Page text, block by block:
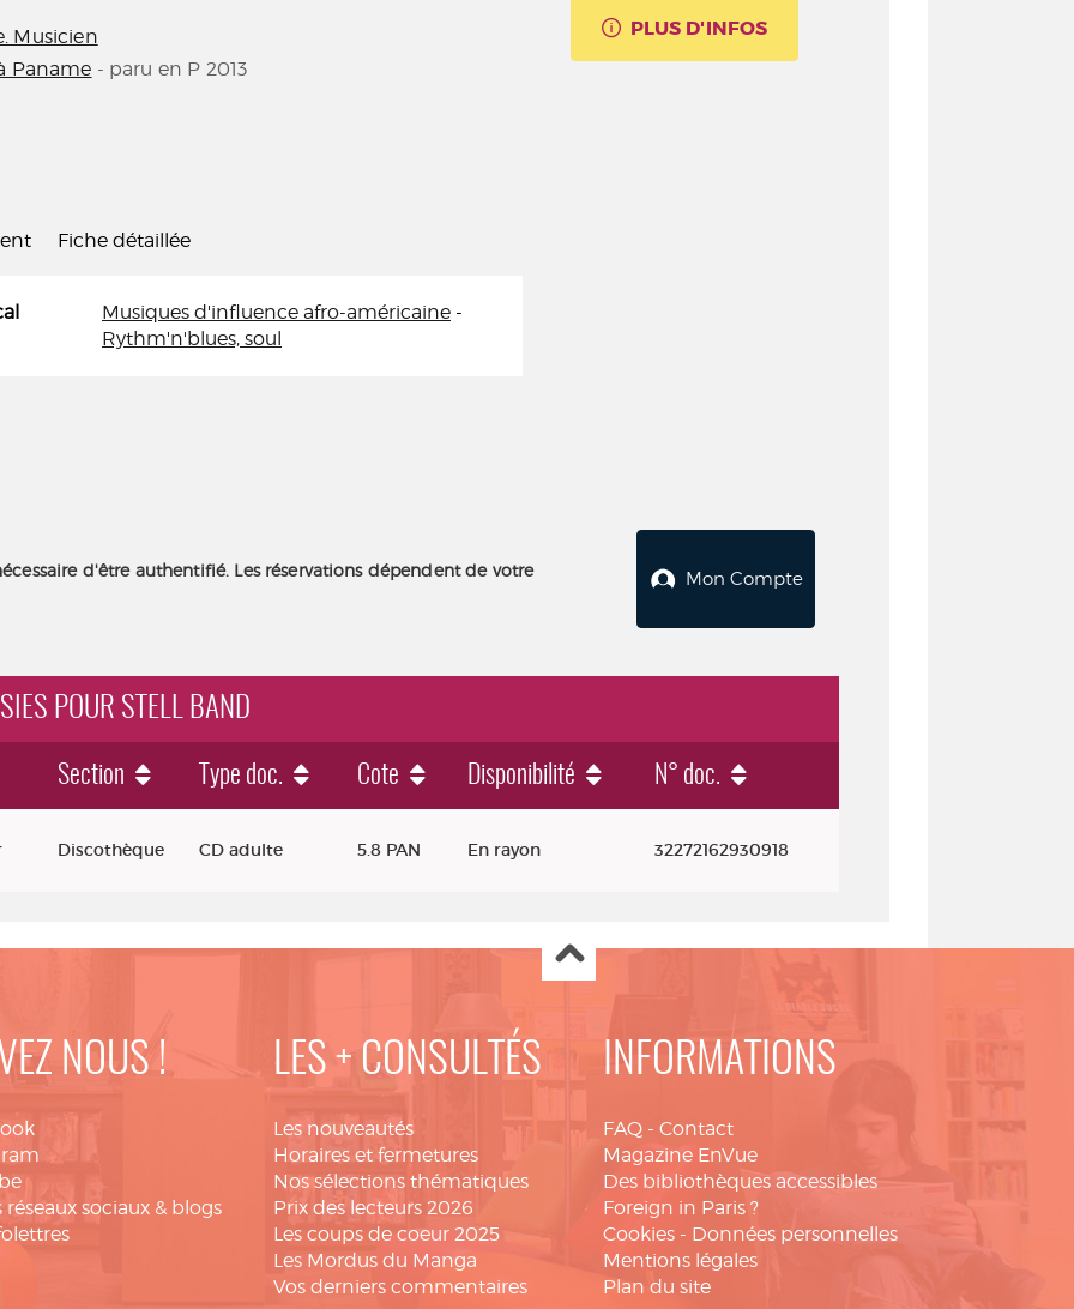
Musicien
Paname - paru en P 2013
Fiche détaillée
Musiques d'influence afro-américaine -
Rythm'n'blues, soul
PLUS D'INFOS
d'être authentifié. Les réservations dépendent de votre
Mon Compte
POUR STELL BAND
Section Type doc. Cote Disponibilité N° doc.
Discothèque CD adulte 5.8 PAN En rayon 32272162930918
NOUS !
réseaux sociaux & blogs
LES + CONSULTÉS
Les nouveautés
Horaires et fermetures
Nos sélections thématiques
Prix des lecteurs 2026
Les coups de coeur 2025
Les Mordus du Manga
Vos derniers commentaires
INFORMATIONS
FAQ - Contact
Magazine EnVue
Des bibliothèques accessibles
Foreign in Paris ?
Cookies - Données personnelles
Mentions légales
Plan du site